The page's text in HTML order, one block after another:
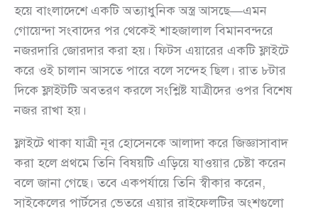
হয়ে বাংলাদেশে একটি অত্যাধুনিক অস্ত্র আসছে—এমন
গোয়েন্দা সংবাদের পর থেকেই শাহজালাল বিমানবন্দরে
নজরদারি জোরদার করা হয়। ফিটস এয়ারের একটি ফ্লাইটে
করে ওই চালান আসতে পারে বলে সন্দেহ ছিল। রাত ৮টার
দিকে ফ্লাইটটি অবতরণ করলে সংশ্লিষ্ট যাত্রীদের ওপর বিশেষ
নজর রাখা হয়।
ফ্লাইটে থাকা যাত্রী নূর হোসেনকে আলাদা করে জিজ্ঞাসাবাদ
করা হলে প্রথমে তিনি বিষয়টি এড়িয়ে যাওয়ার চেষ্টা করেন
বলে জানা গেছে। তবে একপর্যায়ে তিনি স্বীকার করেন,
সাইকেলের পার্টসের ভেতরে এয়ার রাইফেলটির অংশগুলো